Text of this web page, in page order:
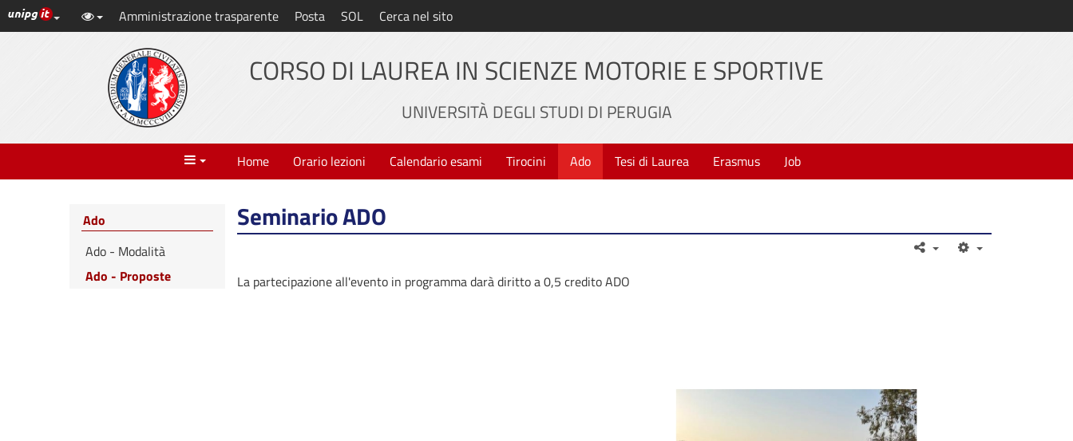
Vai
al
Link ai principali servizi web di Ateneo
Amministrazione trasparente Posta SOL Cerca nel sito
CORSO DI LAUREA IN SCIENZE MOTORIE E SPORTIVE
UNIVERSITÀ DEGLI STUDI DI PERUGIA
Menu Home Orario lezioni Calendario esami Tirocini Ado Tesi di Laurea Erasmus Job
Seminario ADO
La partecipazione all'evento in programma darà diritto a 0,5 credito ADO
Ado
Ado - Modalità
Ado - Proposte